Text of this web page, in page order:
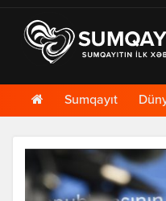
Ana
Səhifə
Sumqayıt